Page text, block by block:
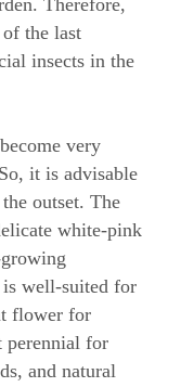
Therefore,
of the last
insects in the
very
it is advisable
outset. The
white-pink
is well-suited for
flower for
perennial for
and natural